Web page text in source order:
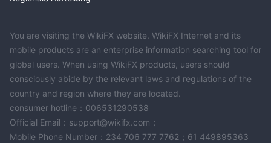
You are visiting the WikiFX website. WikiFX Internet and its
mobile products are an enterprise information searching tool for
global users. When using WikiFX products, users should
consciously abide by the relevant laws and regulations of the
country and region where they are located.
consumer hotline：006531290538
Official Email：support@wikifx.com；
Mobile Phone Number：234 706 777 7762；61 449895363